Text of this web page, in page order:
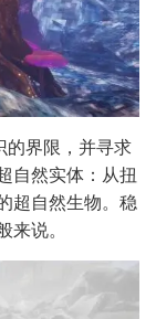
的界限，并寻求
自然实体：从扭
超自然生物。稳
说。